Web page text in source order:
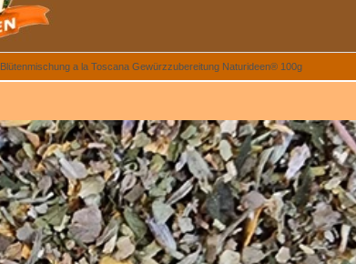
Blütenmischung a la Toscana Gewürzzubereitung Naturideen® 100g